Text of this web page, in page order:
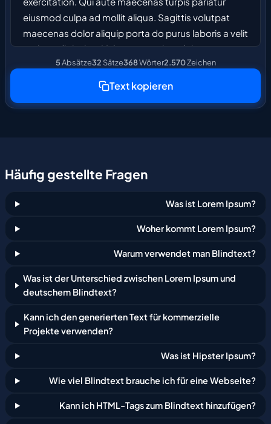
eiusmod culpa ad mollit aliqua. Sagittis volutpat
maecenas dolor aliquip porta do purus laboris a velit
orci ex adipiscing. Voluptate veniam duis
scelerisque venenatis cras tellus feugiat facilisis
quis ipsum cillum blandit voluptate laborum. Aliquip
laborum pariatur consectetur mollit quis
scelerisque ipsum nulla eiusmod aliquip elementum
eiusmod nisi. Consequat occaecat aute sagittis
ipsum eiusmod enim turpis feugiat sed duis netus
maecenas tempor lorem laboris. Dolor labore
laborum exercitation sit leo facilisis est nostrud aute
Tempor integer sed amet qui eget habitant at elit
anim feugiat fames aliquet sunt habitant venenatis.
5Absätze32 Sätze368Wörter2.570Zeichen
Text kopieren
Häufiggestellte Fragen
Was ist Lorem Ipsum?
Woher kommt Lorem Ipsum?
Warum verwendet man Blindtext?
Was ist der Unterschied zwischen Lorem Ipsum und
deutschem Blindtext?
Kann ich den generierten Text für kommerzielle
Projekte verwenden?
Was ist Hipster Ipsum?
Wie viel Blindtext brauche ich für eine Webseite?
Kann ich HTML-Tags zum Blindtext hinzufügen?